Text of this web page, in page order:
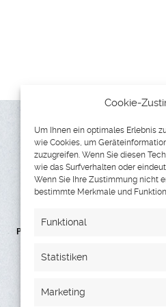
Cookie-
Um Ihnen ein optimales Erlebnis
wie Cookies, um
zuzugreifen. Wenn Sie diesen
wie das Surfverhalten oder
Wenn Sie Ihre Zustimmung nicht
bestimmte Merkmale und
Funktional
Statistiken
Marketing
PARTNER & KONTAKT